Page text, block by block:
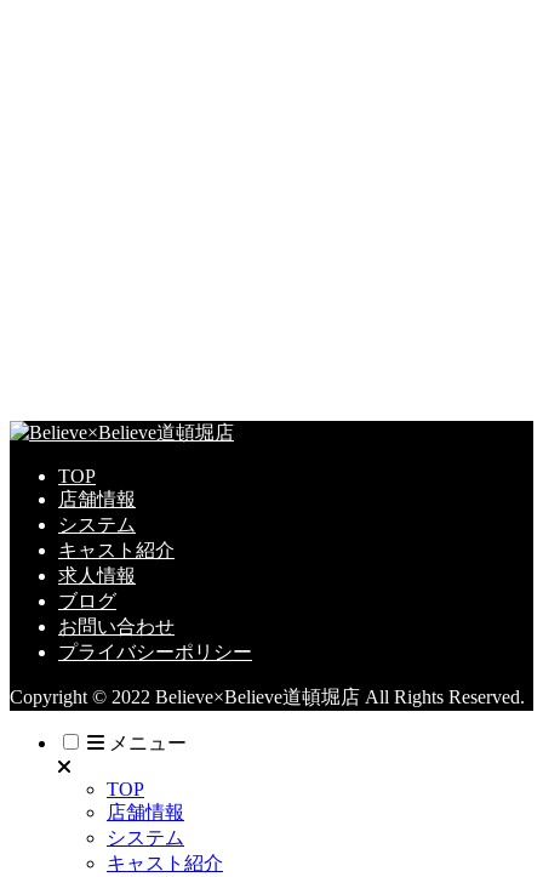
TOP
店舗情報
システム
キャスト紹介
求人情報
ブログ
お問い合わせ
プライバシーポリシー
Copyright © 2022 Believe×Believe道頓堀店 All Rights Reserved.
メニュー
TOP
店舗情報
システム
キャスト紹介